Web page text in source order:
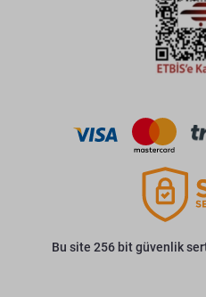
Bu site 256 bit güvenlik